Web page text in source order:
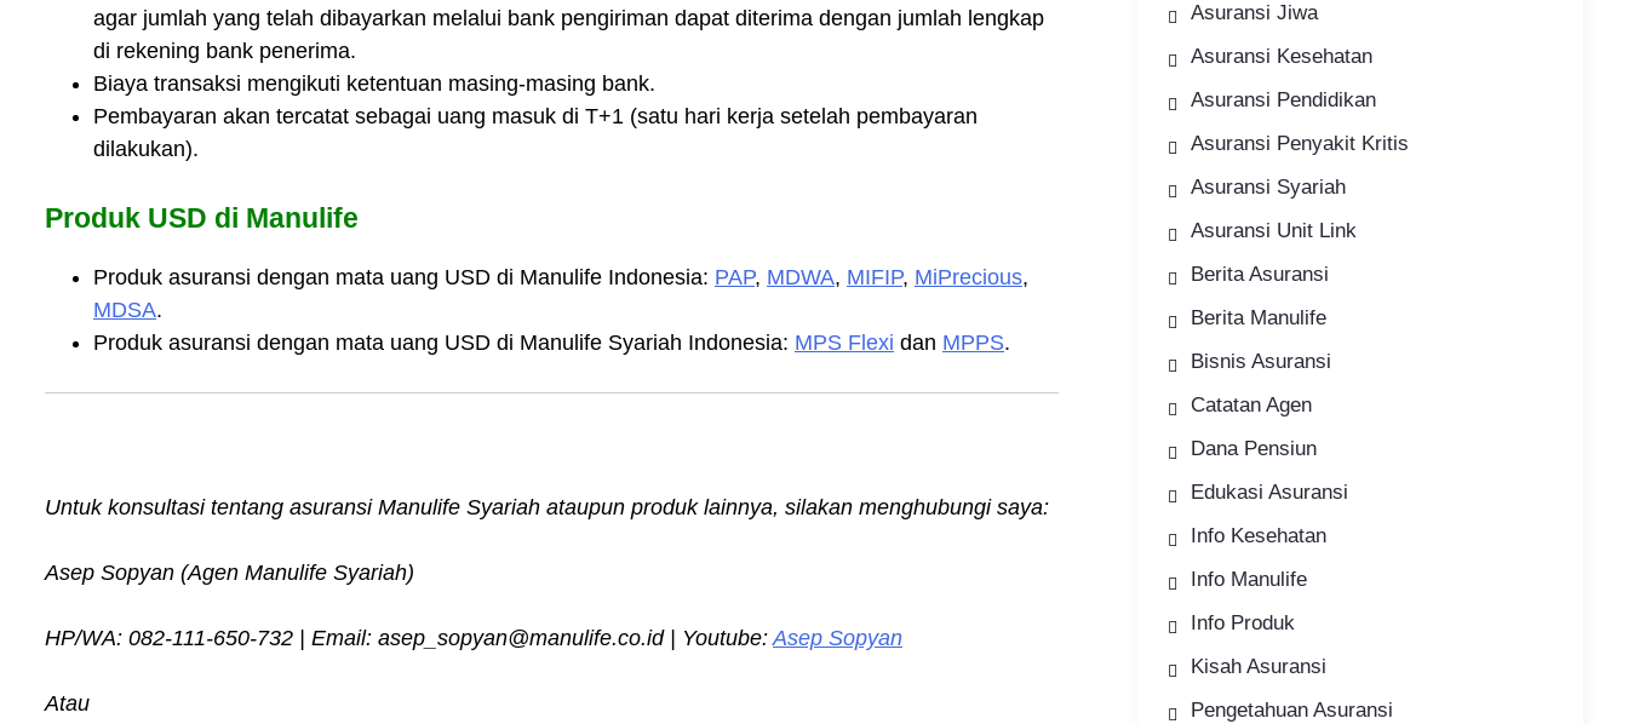
agar jumlah yang telah dibayarkan melalui bank pengiriman dapat diterima dengan jumlah lengkap
di rekening bank penerima.
Biaya transaksi mengikuti ketentuan masing-masing bank.
Pembayaran akan tercatat sebagai uang masuk di T+1 (satu hari kerja setelah pembayaran
dilakukan).
Produk USD di Manulife
Produk asuransi dengan mata uang USD di Manulife Indonesia: PAP, MDWA, MIFIP, MiPrecious,
MDSA.
Produk asuransi dengan mata uang USD di Manulife Syariah Indonesia: MPS Flexi dan MPPS.
Untuk konsultasi tentang asuransi Manulife Syariah ataupun produk lainnya, silakan menghubungi saya:
Asep Sopyan (Agen Manulife Syariah)
HP/WA: 082-111-650-732 | Email: asep_sopyan@manulife.co.id | Youtube: Asep Sopyan
Atau
Asuransi Jiwa
Asuransi Kesehatan
Asuransi Pendidikan
Asuransi Penyakit Kritis
Asuransi Syariah
Asuransi Unit Link
Berita Asuransi
Berita Manulife
Bisnis Asuransi
Catatan Agen
Dana Pensiun
Edukasi Asuransi
Info Kesehatan
Info Manulife
Info Produk
Kisah Asuransi
Pengetahuan Asuransi